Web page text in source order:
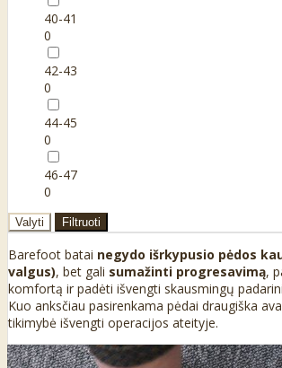
40-41
0
42-43
0
44-45
0
46-47
0
Valyti Filtruoti
Barefoot batai negydo išrkypusio pėdos
valgus), bet gali sumažinti progresavimą,
komfortą ir padėti išvengti skausmingų
Kuo anksčiau pasirenkama pėdai draugiška
tikimybė išvengti operacijos ateityje.